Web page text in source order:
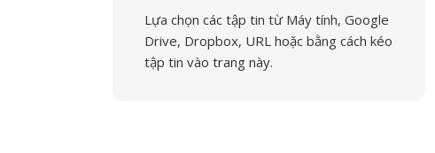
Lựa chọn các tập tin từ Máy tính, Google
Drive, Dropbox, URL hoặc bằng cách kéo
tập tin vào trang này.